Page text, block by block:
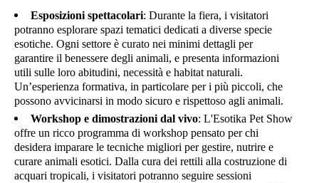
Esposizioni spettacolari: Durante la fiera, i visitatori
potranno esplorare spazi tematici dedicati a diverse specie
esotiche. Ogni settore è curato nei minimi dettagli per
garantire il benessere degli animali, e presenta informazioni
utili sulle loro abitudini, necessità e habitat naturali.
Un’esperienza formativa, in particolare per i più piccoli, che
possono avvicinarsi in modo sicuro e rispettoso agli animali.
Workshop e dimostrazioni dal vivo: L'Esotika Pet Show
offre un ricco programma di workshop pensato per chi
desidera imparare le tecniche migliori per gestire, nutrire e
curare animali esotici. Dalla cura dei rettili alla costruzione di
acquari tropicali, i visitatori potranno seguire sessioni